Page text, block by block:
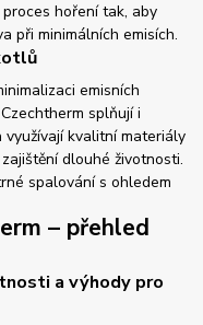
hoření tak, aby
při minimálních emisích.
emisních
splňují i
využívají kvalitní materiály
dlouhé životnosti.
spalování s ohledem
– přehled
a výhody pro